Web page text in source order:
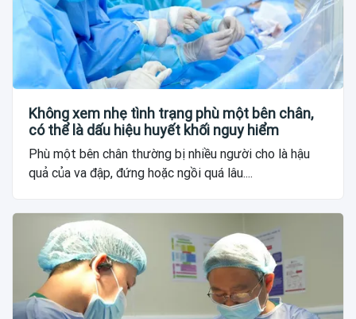
Không xem nhẹ tình trạng phù một bên chân,
có thể là dấu hiệu huyết khối nguy hiểm
Phù một bên chân thường bị nhiều người cho là hậu
quả của va đập, đứng hoặc ngồi quá lâu....